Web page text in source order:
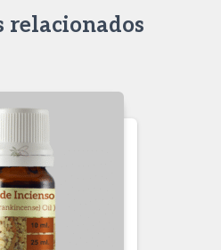
relacionados